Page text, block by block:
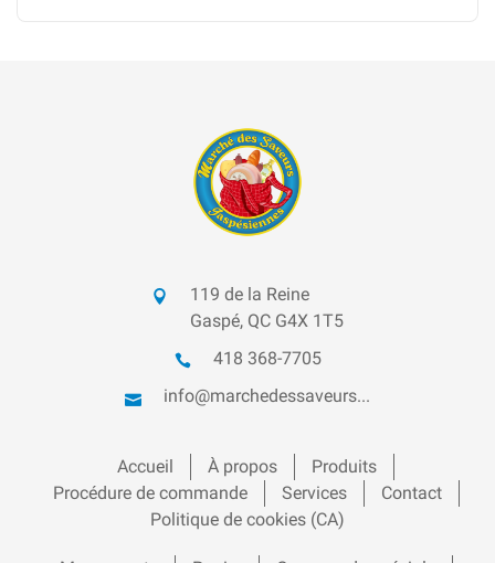
119 de la Reine
Gaspé, QC G4X 1T5
418 368-7705
info@marchedessaveurs...
Accueil À propos
Produits
Procédure de commande
Services
Contact
Politique de cookies (CA)